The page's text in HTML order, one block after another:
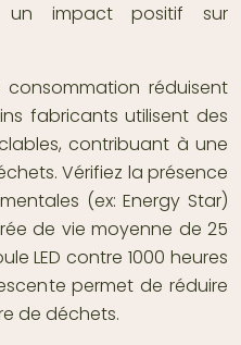
un impact positif sur
consommation réduisent
fabricants utilisent des
contribuant à une
Vérifiez la présence
(ex: Energy Star)
de vie moyenne de 25
LED contre 1000 heures
permet de réduire
de déchets.